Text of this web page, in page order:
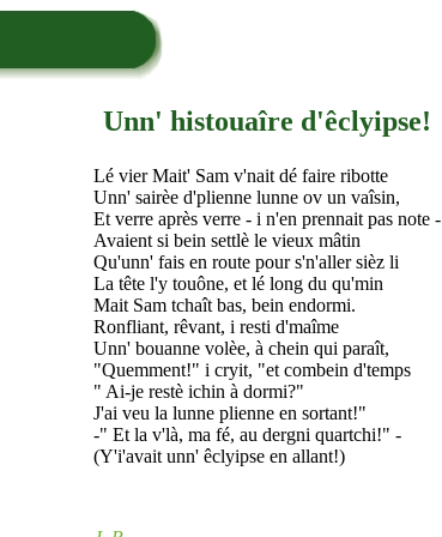
Unn' histouaîre d'êclyipse!
Lé vier Mait' Sam v'nait dé faire ribotte
Unn' sairèe d'plienne lunne ov un vaîsin,
Et verre après verre - i n'en prennait pas note -
Avaient si bein settlè le vieux mâtin
Qu'unn' fais en route pour s'n'aller sièz li
La tête l'y touône, et lé long du qu'min
Mait Sam tchaît bas, bein endormi.
Ronfliant, rêvant, i resti d'maîme
Unn' bouanne volèe, à chein qui paraît,
"Quemment!" i cryit, "et combein d'temps
" Ai-je restè ichin à dormi?"
J'ai veu la lunne plienne en sortant!"
-" Et la v'là, ma fé, au dergni quartchi!" -
(Y'i'avait unn' êclyipse en allant!)